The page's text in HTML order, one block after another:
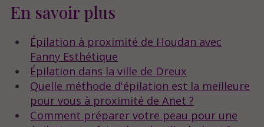
En savoir plus
Épilation à proximité de Houdan avec
Fanny Esthétique
Épilation dans la ville de Dreux
Quelle méthode d'épilation est la meilleure
pour vous à proximité de Anet ?
Comment préparer votre peau pour une